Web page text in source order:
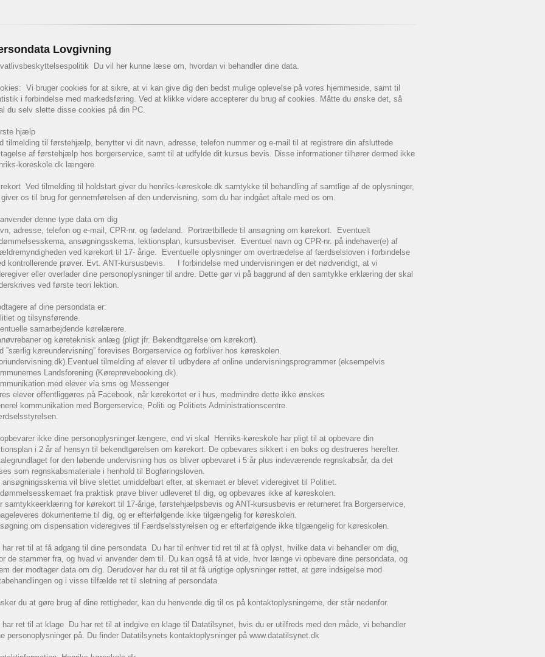
Lovgivning
Du vil her kunne læse om, hvordan vi behandler dine data.
Vi bruger cookies for at sikre, at vi kan give dig den bedst mulige oplevelse på vores hjemmeside, samt til
i forbindelse med markedsføring. Ved at klikke videre accepterer du brug af cookies. Måtte du ønske det, så
du selv slette disse cookies på din PC.
hjælp
tilmelding til førstehjælp, benytter vi dit navn, adresse, telefon nummer og e-mail til at registrere din afsluttede
af førstehjælp hos borgerservice, samt til at udfylde dit kursus bevis. Disse informationer tilhører dermed ikke
koreskole.dk længere.
Ved tilmelding til holdstart giver du henriks-køreskole.dk samtykke til behandling af samtlige af de oplysninger,
os til brug for gennemførelsen af den undervisning, som du har indgået aftale med os om.
denne type data om dig
adresse, telefon og e-mail, CPR-nr. og fødeland. Portrætbillede til ansøgning om kørekort. Eventuelt
ansøgningsskema, lektionsplan, kursusbeviser. Eventuel navn og CPR-nr. på indehaver(e) af
ved kørekort til 17- årige. Eventuelle oplysninger om overtrædelse af færdselsloven i forbindelse
kontrollerende prøver. Evt. ANT-kursusbevis. I forbindelse med undervisningen er det nødvendigt, at vi
eller overlader dine personoplysninger til andre. Dette gør vi på baggrund af den samtykke erklæring der skal
ved første teori lektion.
af dine persondata er:
og tilsynsførende.
samarbejdende kørelærere.
og køreteknisk anlæg (pligt jfr. Bekendtgørelse om kørekort).
”særlig køreundervisning” forevises Borgerservice og forbliver hos køreskolen.
tilmelding af elever til udbydere af online undervisningsprogrammer (eksempelvis
Landsforening (Køreprøvebooking.dk).
med elever via sms og Messenger
elever offentliggøres på Facebook, når kørekortet er i hus, medmindre dette ikke ønskes
kommunikation med Borgerservice, Politi og Politiets Administrationscentre.
ikke dine personoplysninger længere, end vi skal Henriks-køreskole har pligt til at opbevare din
i 2 år af hensyn til bekendtgørelsen om kørekort. De opbevares sikkert i en boks og destrueres herefter.
for den løbende undervisning hos os bliver opbevaret i 5 år plus indeværende regnskabsår, da det
som regnskabsmateriale i henhold til Bogføringsloven.
ansøgningsskema vil blive slettet umiddelbart efter, at skemaet er blevet videregivet til Politiet.
fra praktisk prøve bliver udleveret til dig, og opbevares ikke af køreskolen.
samtykkeerklæring for kørekort til 17-årige, førstehjælpsbevis og ANT-kursusbevis er returneret fra Borgerservice,
dokumenterne til dig, og er efterfølgende ikke tilgængelig for køreskolen.
om dispensation videregives til Færdselsstyrelsen og er efterfølgende ikke tilgængelig for køreskolen.
har ret til at få adgang til dine persondata Du har til enhver tid ret til at få oplyst, hvilke data vi behandler om dig,
de stammer fra, og hvad vi anvender dem til. Du kan også få at vide, hvor længe vi opbevare dine persondata, og
der modtager data om dig. Derudover har du ret til at få urigtige oplysninger rettet, at gøre indsigelse mod
og i visse tilfælde ret til sletning af persondata.
du at gøre brug af dine rettigheder, kan du henvende dig til os på kontaktoplysningerne, der står nedenfor.
har ret til at klage Du har ret til at indgive en klage til Datatilsynet, hvis du er utilfreds med den måde, vi behandler
personoplysninger på. Du finder Datatilsynets kontaktoplysninger på www.datatilsynet.dk